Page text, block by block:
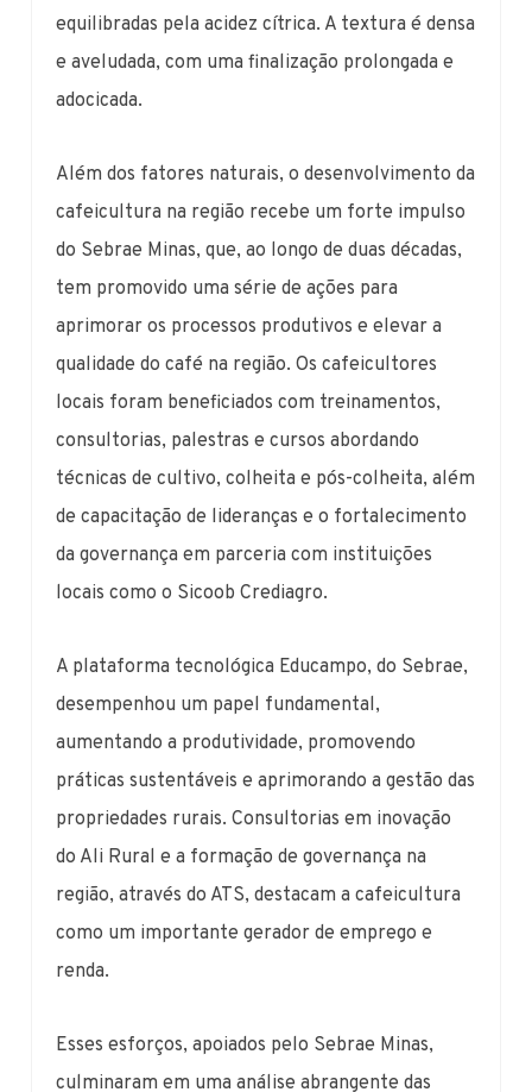
equilibradas pela acidez cítrica. A textura é densa
e aveludada, com uma finalização prolongada e
adocicada.
Além dos fatores naturais, o desenvolvimento da
cafeicultura na região recebe um forte impulso
do Sebrae Minas, que, ao longo de duas décadas,
tem promovido uma série de ações para
aprimorar os processos produtivos e elevar a
qualidade do café na região. Os cafeicultores
locais foram beneficiados com treinamentos,
consultorias, palestras e cursos abordando
técnicas de cultivo, colheita e pós-colheita, além
de capacitação de lideranças e o fortalecimento
da governança em parceria com instituições
locais como o Sicoob Crediagro.
A plataforma tecnológica Educampo, do Sebrae,
desempenhou um papel fundamental,
aumentando a produtividade, promovendo
práticas sustentáveis e aprimorando a gestão das
propriedades rurais. Consultorias em inovação
do Ali Rural e a formação de governança na
região, através do ATS, destacam a cafeicultura
como um importante gerador de emprego e
renda.
Esses esforços, apoiados pelo Sebrae Minas,
culminaram em uma análise abrangente das